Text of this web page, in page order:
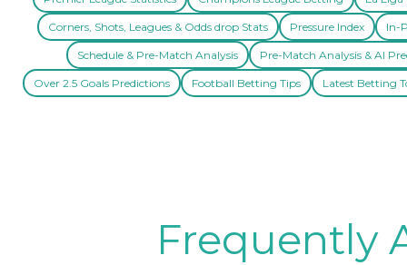
Corners, Shots, Leagues & Odds drop Stats Pressure Index In-
Schedule & Pre-Match Analysis Pre-Match Analysis & AI
Over 2.5 Goals Predictions Football Betting Tips Latest Betting
Frequently